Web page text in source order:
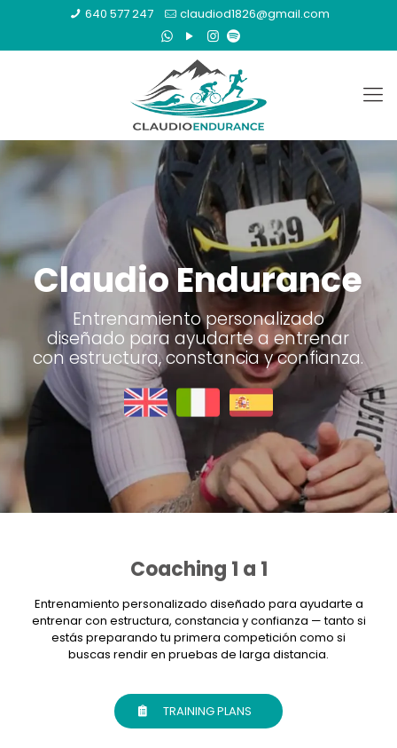
640 577 247 claudiod1826@gmail.com
Claudio Endurance
Entrenamiento personalizado
diseñado para ayudarte a entrenar
con estructura, constancia y confianza.
Coaching 1 a 1
Entrenamiento personalizado diseñado para ayudarte a
entrenar con estructura, constancia y confianza — tanto si
estás preparando tu primera competición como si
buscas rendir en pruebas de larga distancia.
TRAINING PLANS